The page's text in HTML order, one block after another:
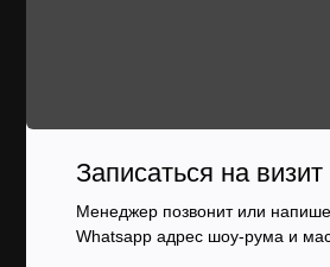
Записаться на визит
Менеджер позвонит или
Whatsapp адрес шоу-рума и